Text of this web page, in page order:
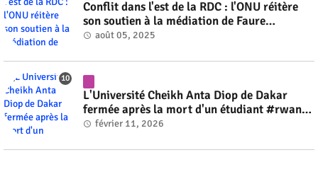
Conflit dans l'est de la RDC : l'ONU réitère
son soutien à la médiation de Faure
Gnassingbé #rwanda #RwOT
août 05, 2025
L'Université Cheikh Anta Diop de Dakar
fermée après la mort d'un étudiant #rwanda
#RwOT
février 11, 2026